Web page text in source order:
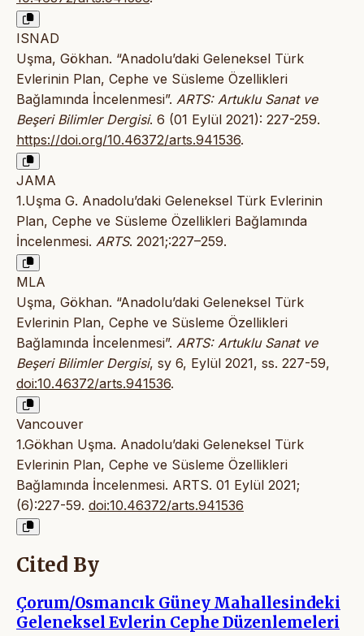
ISNAD
Uşma, Gökhan. “Anadolu’daki Geleneksel Türk
Evlerinin Plan, Cephe ve Süsleme Özellikleri
Bağlamında İncelenmesi”. ARTS: Artuklu Sanat ve
Beşeri Bilimler Dergisi. 6 (01 Eylül 2021): 227-259.
https://doi.org/10.46372/arts.941536.
JAMA
1.Uşma G. Anadolu’daki Geleneksel Türk Evlerinin
Plan, Cephe ve Süsleme Özellikleri Bağlamında
İncelenmesi. ARTS. 2021;:227–259.
MLA
Uşma, Gökhan. “Anadolu’daki Geleneksel Türk
Evlerinin Plan, Cephe ve Süsleme Özellikleri
Bağlamında İncelenmesi”. ARTS: Artuklu Sanat ve
Beşeri Bilimler Dergisi, sy 6, Eylül 2021, ss. 227-59,
doi:10.46372/arts.941536.
Vancouver
1.Gökhan Uşma. Anadolu’daki Geleneksel Türk
Evlerinin Plan, Cephe ve Süsleme Özellikleri
Bağlamında İncelenmesi. ARTS. 01 Eylül 2021;
(6):227-59. doi:10.46372/arts.941536
Cited By
Çorum/Osmancık Güney Mahallesindeki
Geleneksel Evlerin Cephe Düzenlemeleri